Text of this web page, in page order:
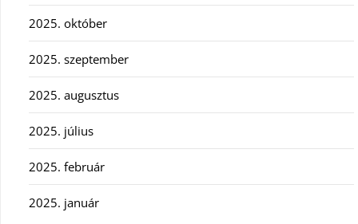
2025. október
2025. szeptember
2025. augusztus
2025. július
2025. február
2025. január